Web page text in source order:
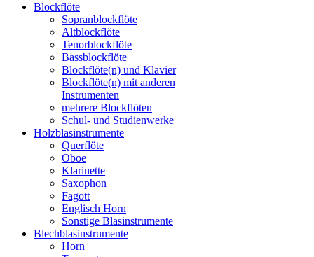
Blockflöte
Sopranblockflöte
Altblockflöte
Tenorblockflöte
Bassblockflöte
Blockflöte(n) und Klavier
Blockflöte(n) mit anderen
Instrumenten
mehrere Blockflöten
Schul- und Studienwerke
Holzblasinstrumente
Querflöte
Oboe
Klarinette
Saxophon
Fagott
Englisch Horn
Sonstige Blasinstrumente
Blechblasinstrumente
Horn